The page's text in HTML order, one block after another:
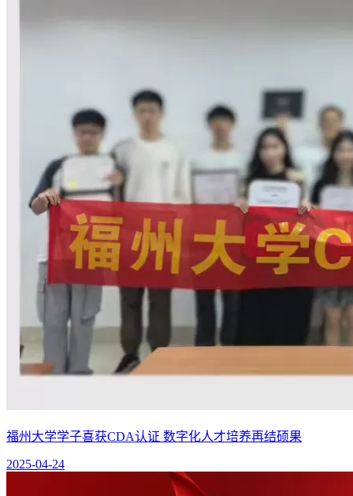
福州大学学子喜获CDA认证 数字化人才培养再结硕果
2025-04-24